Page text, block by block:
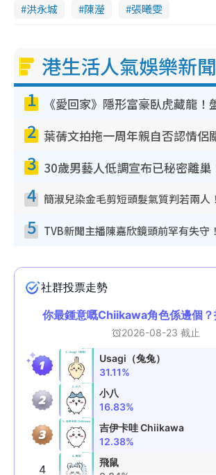
洪永城 陳瀅 張曦雯
港生活人氣娛樂新聞
1
2
3
4
5